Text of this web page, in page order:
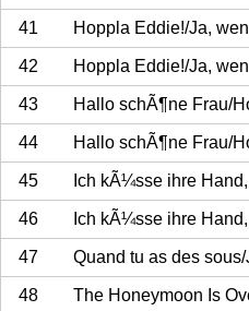
41 Hoppla Eddie!/Ja,
42 Hoppla Eddie!/Ja,
43 Hallo schÃ¶ne Frau/
44 Hallo schÃ¶ne Frau/
45 Ich kÃ¼sse ihre
46 Ich kÃ¼sse ihre
47 Quand tu as des
48 The Honeymoon Is